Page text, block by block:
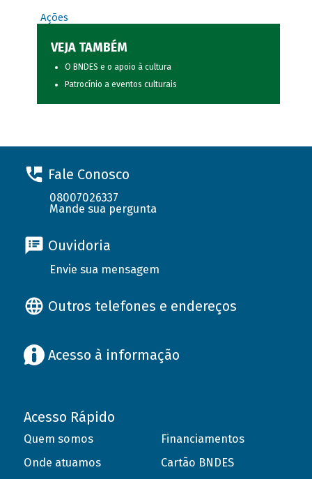
Ações
VEJA TAMBÉM
O BNDES e o apoio à cultura
Patrocínio a eventos culturais
Fale Conosco
08007026337
Mande sua pergunta
Ouvidoria
Envie sua mensagem
Outros telefones e endereços
Acesso à informação
Acesso Rápido
Quem somos
Onde atuamos
Financiamentos
Cartão BNDES